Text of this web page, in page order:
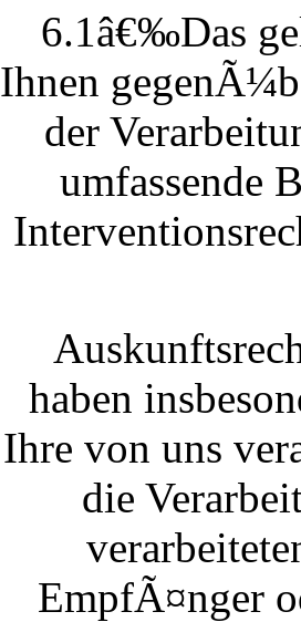
6.1â€‰Das
Ihnen
der
umfassende
haben
Ihre von uns
die
EmpfÃ¤nger